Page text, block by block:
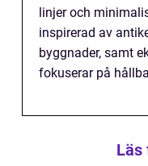
linjer och
inspirerad av
byggnader, samt
fokuserar på
Läs